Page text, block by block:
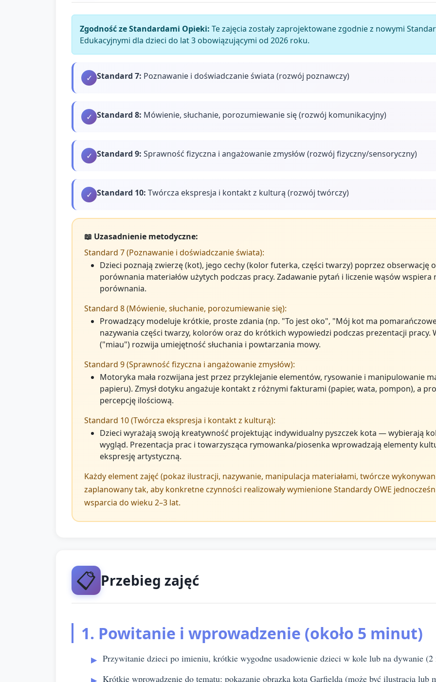
Zgodność ze Standardami Opieki: Te zajęcia zostały zaprojektowane zgodnie z nowymi
Edukacyjnymi dla dzieci do lat 3 obowiązującymi od 2026 roku.
✓ Standard 7: Poznawanie i doświadczanie świata (rozwój poznawczy)
✓ Standard 8: Mówienie, słuchanie, porozumiewanie się (rozwój komunikacyjny)
✓ Standard 9: Sprawność fizyczna i angażowanie zmysłów (rozwój fizyczny/sensoryczny)
✓ Standard 10: Twórcza ekspresja i kontakt z kulturą (rozwój twórczy)
📖 Uzasadnienie metodyczne:
Standard 7 (Poznawanie i doświadczanie świata):
Dzieci poznają zwierzę (kot), jego cechy (kolor futerka, części twarzy) poprzez obserwację
porównania materiałów użytych podczas pracy. Zadawanie pytań i liczenie wąsów
porównania.
Standard 8 (Mówienie, słuchanie, porozumiewanie się):
Prowadzący modeluje krótkie, proste zdania (np. "To jest oko", "Mój kot ma
nazywania części twarzy, kolorów oraz do krótkich wypowiedzi podczas prezentacji pracy.
("miau") rozwija umiejętność słuchania i powtarzania mowy.
Standard 9 (Sprawność fizyczna i angażowanie zmysłów):
Motoryka mała rozwijana jest przez przyklejanie elementów, rysowanie i manipulowanie
papieru). Zmysł dotyku angażuje kontakt z różnymi fakturami (papier, wata, pompon), a
percepcję ilościową.
Standard 10 (Twórcza ekspresja i kontakt z kulturą):
Dzieci wyrażają swoją kreatywność projektując indywidualny pyszczek kota — wybierają
wygląd. Prezentacja prac i towarzysząca rymowanka/piosenka wprowadzają elementy
ekspresję artystyczną.
Każdy element zajęć (pokaz ilustracji, nazywanie, manipulacja materiałami, twórcze
zaplanowany tak, aby konkretne czynności realizowały wymienione Standardy OWE
wsparcia do wieku 2–3 lat.
📋 Przebieg zajęć
1. Powitanie i wprowadzenie (około 5 minut)
Przywitanie dzieci po imieniu, krótkie wygodne usadowienie dzieci w kole lub na dywanie
Krótkie wprowadzenie do tematu: pokazanie obrazka kota Garfielda (może być ilustracja lub